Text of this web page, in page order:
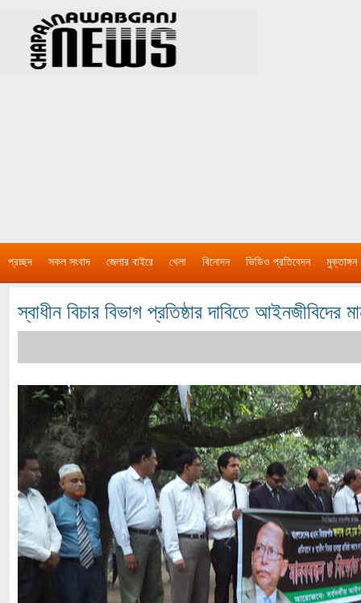
প্রচ্ছদ সকল সংবাদ জেলার বাইরে খেলা বিনোদন ভিডিও প্রতিবেদন মুক্তাঙ্গন
স্বাধীন বিচার বিভাগ প্রতিষ্ঠার দাবিতে আইনজীবিদের